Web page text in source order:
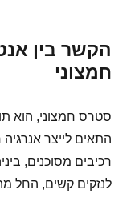
הקשר בין
חמצוני
סטרס חמצוני, הוא
התאים לייצר אנרגיה
רכיבים מסוכנים,
לנזקים קשים, החל